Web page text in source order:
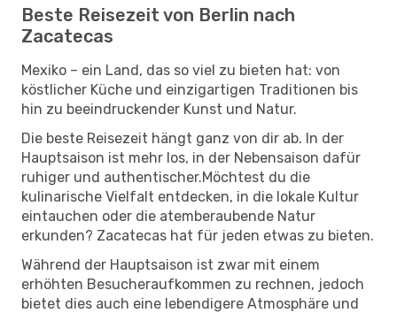
Beste Reisezeit von Berlin nach
Zacatecas
Mexiko – ein Land, das so viel zu bieten hat: von
köstlicher Küche und einzigartigen Traditionen bis
hin zu beeindruckender Kunst und Natur.
Die beste Reisezeit hängt ganz von dir ab. In der
Hauptsaison ist mehr los, in der Nebensaison dafür
ruhiger und authentischer.Möchtest du die
kulinarische Vielfalt entdecken, in die lokale Kultur
eintauchen oder die atemberaubende Natur
erkunden? Zacatecas hat für jeden etwas zu bieten.
Während der Hauptsaison ist zwar mit einem
erhöhten Besucheraufkommen zu rechnen, jedoch
bietet dies auch eine lebendigere Atmosphäre und